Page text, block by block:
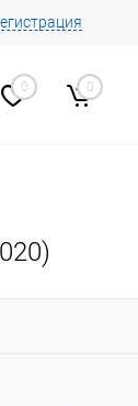
0 0